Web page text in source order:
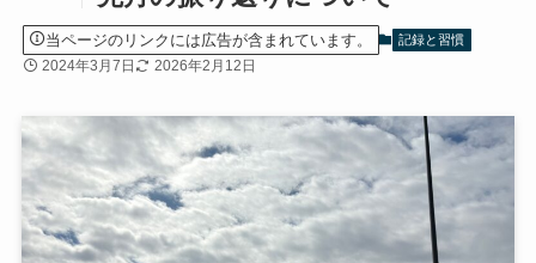
当ページのリンクには広告が含まれています。 記録と習慣
2024年3月7日 2026年2月12日